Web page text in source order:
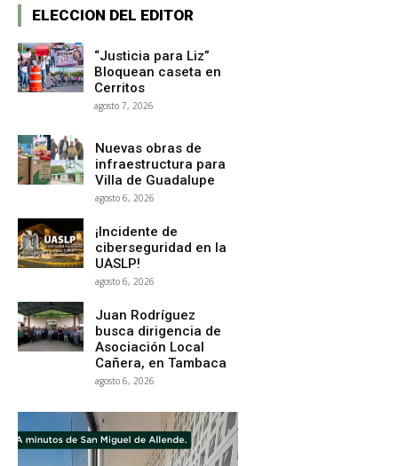
ELECCION DEL EDITOR
“Justicia para Liz”
Bloquean caseta en
Cerritos
agosto 7, 2026
Nuevas obras de
infraestructura para
Villa de Guadalupe
agosto 6, 2026
¡Incidente de
ciberseguridad en la
UASLP!
agosto 6, 2026
Juan Rodríguez
busca dirigencia de
Asociación Local
Cañera, en Tambaca
agosto 6, 2026